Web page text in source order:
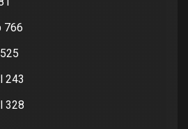
766
243
328